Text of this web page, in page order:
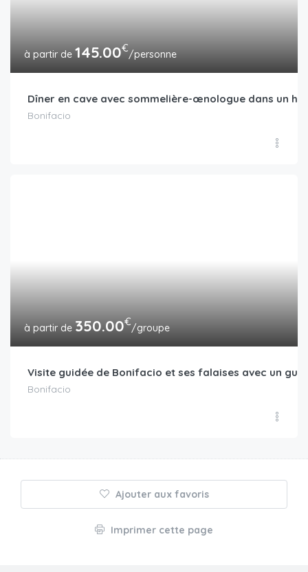
145.00€/personne
Dîner en cave avec sommelière-œnologue dans un
Bonifacio
350.00€/groupe
Visite guidée de Bonifacio et ses falaises avec un
Bonifacio
Ajouter aux favoris
Imprimer cette page